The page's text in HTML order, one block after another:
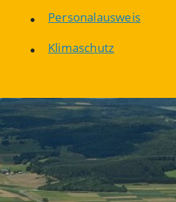
Personalausweis
Klimaschutz